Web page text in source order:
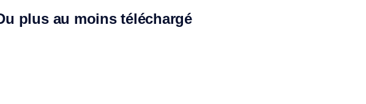
plus au moins téléchargé